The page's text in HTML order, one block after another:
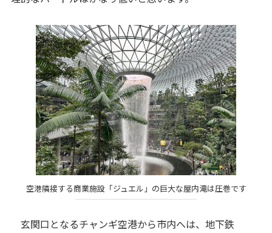
空港隣接する商業施設「ジュエル」の巨大な屋内滝は圧巻です
玄関口となるチャンギ空港から市内へは、地下鉄